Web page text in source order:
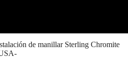
de manillar Sterling Chromite